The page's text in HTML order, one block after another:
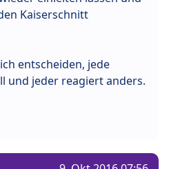
Kaiserschnitt
entscheiden, jede
und jeder reagiert anders.